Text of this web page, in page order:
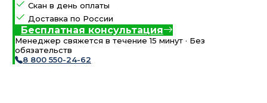
Скан в день оплаты
Доставка по России
Бесплатная консультация
Менеджер свяжется в течение 15 минут · Без
обязательств
8 800 550-24-62